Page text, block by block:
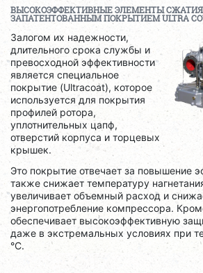
ВЫСОКОЭФФЕКТИВНЫЕ ЭЛЕМЕНТЫ
ЗАПАТЕНТОВАННЫМ ПОКРЫТИЕМULTRA
Залогом их надежности,
длительного срока службы и
превосходной эффективности
является специальное
покрытие (Ultracoat), которое
используется для покрытия
профилей ротора,
уплотнительных цапф,
отверстий корпуса и торцевых
крышек.
Это покрытие отвечает за повышение
также снижает температуру
увеличивает объемный расход и
энергопотребление компрессора.
обеспечивает высокоэффективную
даже в экстремальных условиях при
°C.